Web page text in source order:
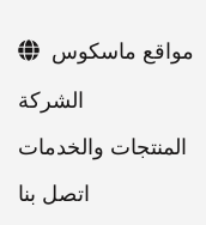
اتصل بنا
مواقع ماسكوس